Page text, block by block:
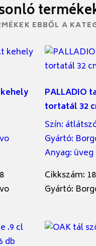
EBBŐL A
PALLADIO
tortatál 32
Szín:
Gyártó:
Anyag: üveg
Cikkszám:
Gyártó: